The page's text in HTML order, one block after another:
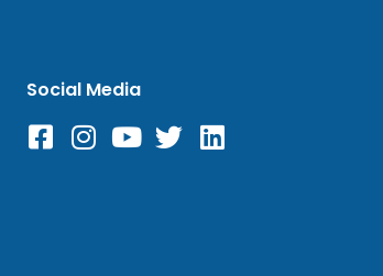
Social Media